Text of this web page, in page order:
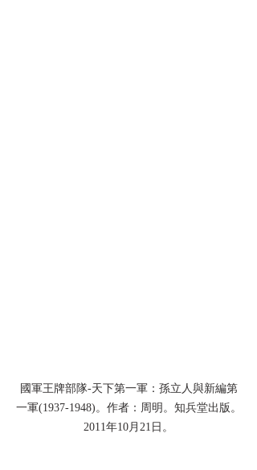
國軍王牌部隊-天下第一軍：孫立人與新編第
一軍(1937-1948)。作者：周明。知兵堂出版。
2011年10月21日。